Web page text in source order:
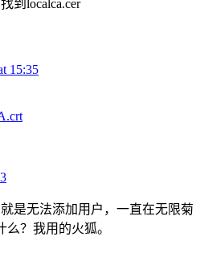
到localca.cer
15:35
是无法添加用户，一直在无限菊
？我用的火狐。